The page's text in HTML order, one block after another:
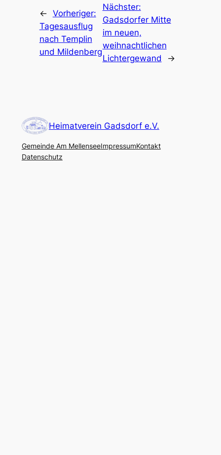
← Vorheriger:
Tagesausflug
nach Templin
und Mildenberg
Nächster:
Gadsdorfer Mitte
im neuen,
weihnachtlichen
Lichtergewand
→
Heimatverein Gadsdorf e.V.
Gemeinde Am MellenseeImpressumKontakt
Datenschutz